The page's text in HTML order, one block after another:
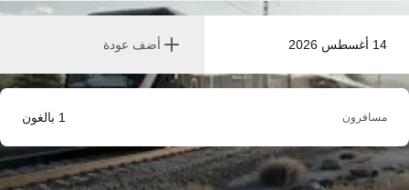
14 أغسطس 2026 أضف عودة
مسافرون 1 بالغون